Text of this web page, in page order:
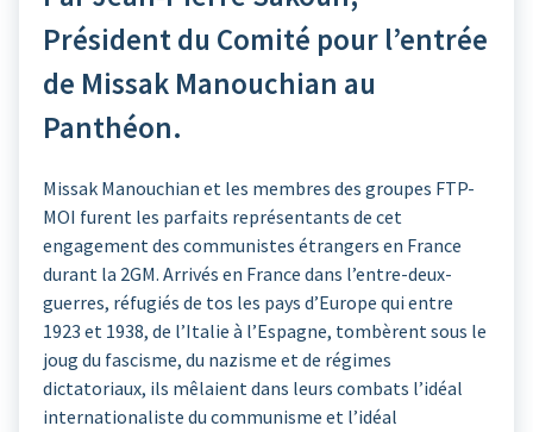
Président du Comité pour l’entrée
de Missak Manouchian au
Panthéon.
Missak Manouchian et les membres des groupes FTP-
MOI furent les parfaits représentants de cet
engagement des communistes étrangers en France
durant la 2GM. Arrivés en France dans l’entre-deux-
guerres, réfugiés de tos les pays d’Europe qui entre
1923 et 1938, de l’Italie à l’Espagne, tombèrent sous le
joug du fascisme, du nazisme et de régimes
dictatoriaux, ils mêlaient dans leurs combats l’idéal
internationaliste du communisme et l’idéal